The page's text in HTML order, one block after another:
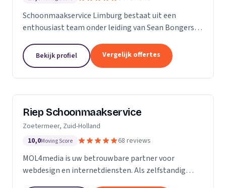
Schoonmaakservice Limburg bestaat uit een
enthousiast team onder leiding van Sean Bongers,
een aantal jaren in de schoonmaakbranche
werkzaam te...
Bekijk profiel Vergelijk offertes
Riep Schoonmaakservice
Zoetermeer, Zuid-Holland
10,0Moving Score 68 reviews
MOL4media is uw betrouwbare partner voor
webdesign en internetdiensten. Als zelfstandig